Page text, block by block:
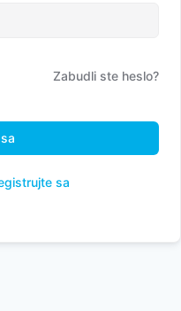
Zabudli ste heslo?
sa